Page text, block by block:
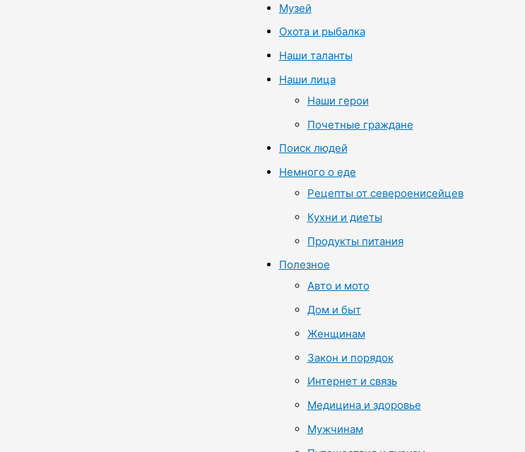
Музей
Охота и рыбалка
Наши таланты
Наши лица
Наши герои
Почетные граждане
Поиск людей
Немного о еде
Рецепты от североенисейцев
Кухни и диеты
Продукты питания
Полезное
Авто и мото
Дом и быт
Женщинам
Закон и порядок
Интернет и связь
Медицина и здоровье
Мужчинам